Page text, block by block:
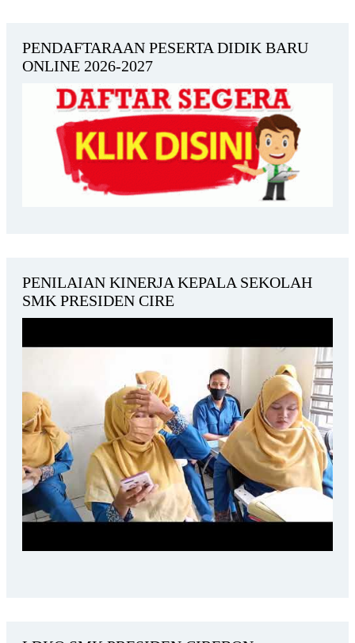
PENDAFTARAAN PESERTA DIDIK BARU
ONLINE 2026-2027
PENILAIAN KINERJA KEPALA SEKOLAH
SMK PRESIDEN CIRE